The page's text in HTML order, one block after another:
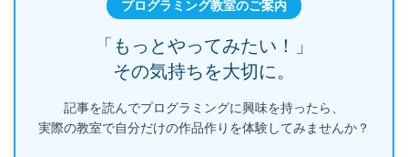
プログラミング教室のご案内
「もっとやってみたい！」
その気持ちを大切に。
記事を読んでプログラミングに興味を持ったら、
実際の教室で自分だけの作品作りを体験してみませんか？